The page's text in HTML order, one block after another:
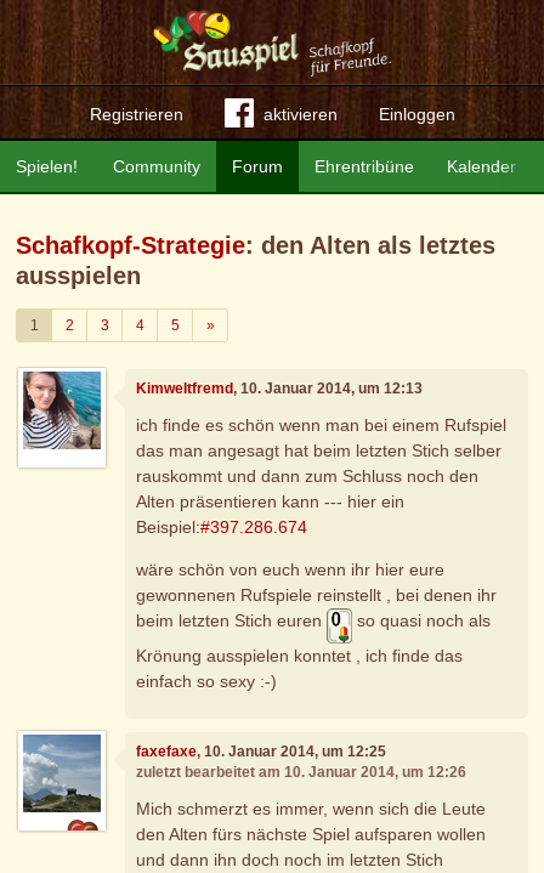
Registrieren aktivieren Einloggen
Community Forum Ehrentribüne Kalender
Spielen!
Schafkopf-Strategie: den Alten als letztes
ausspielen
1 2 3 4 5 »Weiter
Kimweltfremd, 10. Januar 2014, um 12:13
ich finde es schön wenn man bei einem Rufspiel
das man angesagt hat beim letzten Stich selber
rauskommt und dann zum Schluss noch den
Alten präsentieren kann --- hier ein
Beispiel:#397.286.674
wäre schön von euch wenn ihr hier eure
gewonnenen Rufspiele reinstellt , bei denen ihr
beim letzten Stich euren
so quasi noch als
Krönung ausspielen konntet , ich finde das
einfach so sexy :-)
faxefaxe, 10. Januar 2014, um 12:25
zuletzt bearbeitet am 10. Januar 2014, um 12:26
Mich schmerzt es immer, wenn sich die Leute
den Alten fürs nächste Spiel aufsparen wollen
und dann ihn doch noch im letzten Stich